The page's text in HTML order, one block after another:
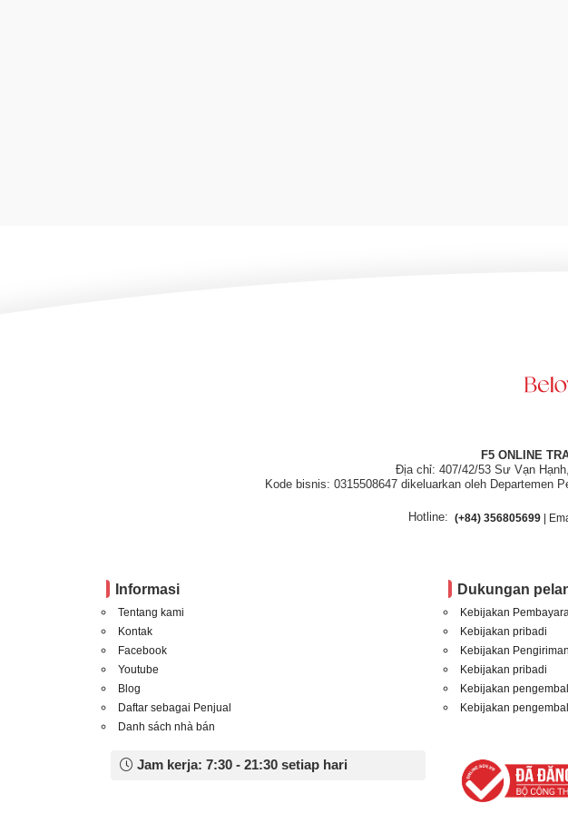
F5 ONLINE
Địa chỉ: 407/42/53 Sư Vạn
Kode bisnis: 0315508647 dikeluarkan oleh Departemen
Hotline: (+84) 356805699|
Informasi
Tentang kami
Kontak
Facebook
Youtube
Blog
Daftar sebagai Penjual
Danh sách nhà bán
Dukungan
Kebijakan
Kebijakan pribadi
Kebijakan Pengiriman
Kebijakan pribadi
Kebijakan
Kebijakan
Jam kerja: 7:30 - 21:30 setiap hari